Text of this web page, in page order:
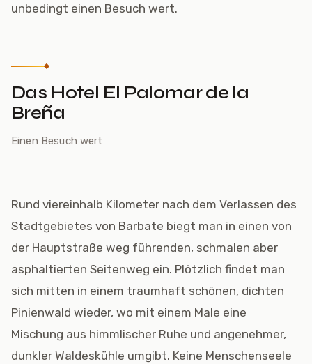
unbedingt einen Besuch wert.
Das Hotel El Palomar de la
Breña
Einen Besuch wert
Rund viereinhalb Kilometer nach dem Verlassen des
Stadtgebietes von Barbate biegt man in einen von
der Hauptstraße weg führenden, schmalen aber
asphaltierten Seitenweg ein. Plötzlich findet man
sich mitten in einem traumhaft schönen, dichten
Pinienwald wieder, wo mit einem Male eine
Mischung aus himmlischer Ruhe und angenehmer,
dunkler Waldeskühle umgibt. Keine Menschenseele